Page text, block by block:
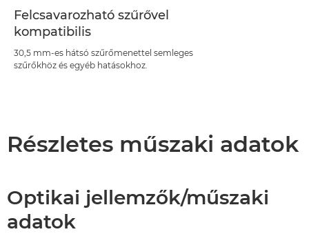
Felcsavarozható szűrővel
kompatibilis
30,5 mm-es hátsó szűrőmenettel semleges
szűrőkhöz és egyéb hatásokhoz.
Részletes műszaki adatok
Optikai jellemzők/műszaki
adatok